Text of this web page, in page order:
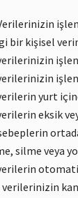
bir kişisel
yurt
eksik
silme veya